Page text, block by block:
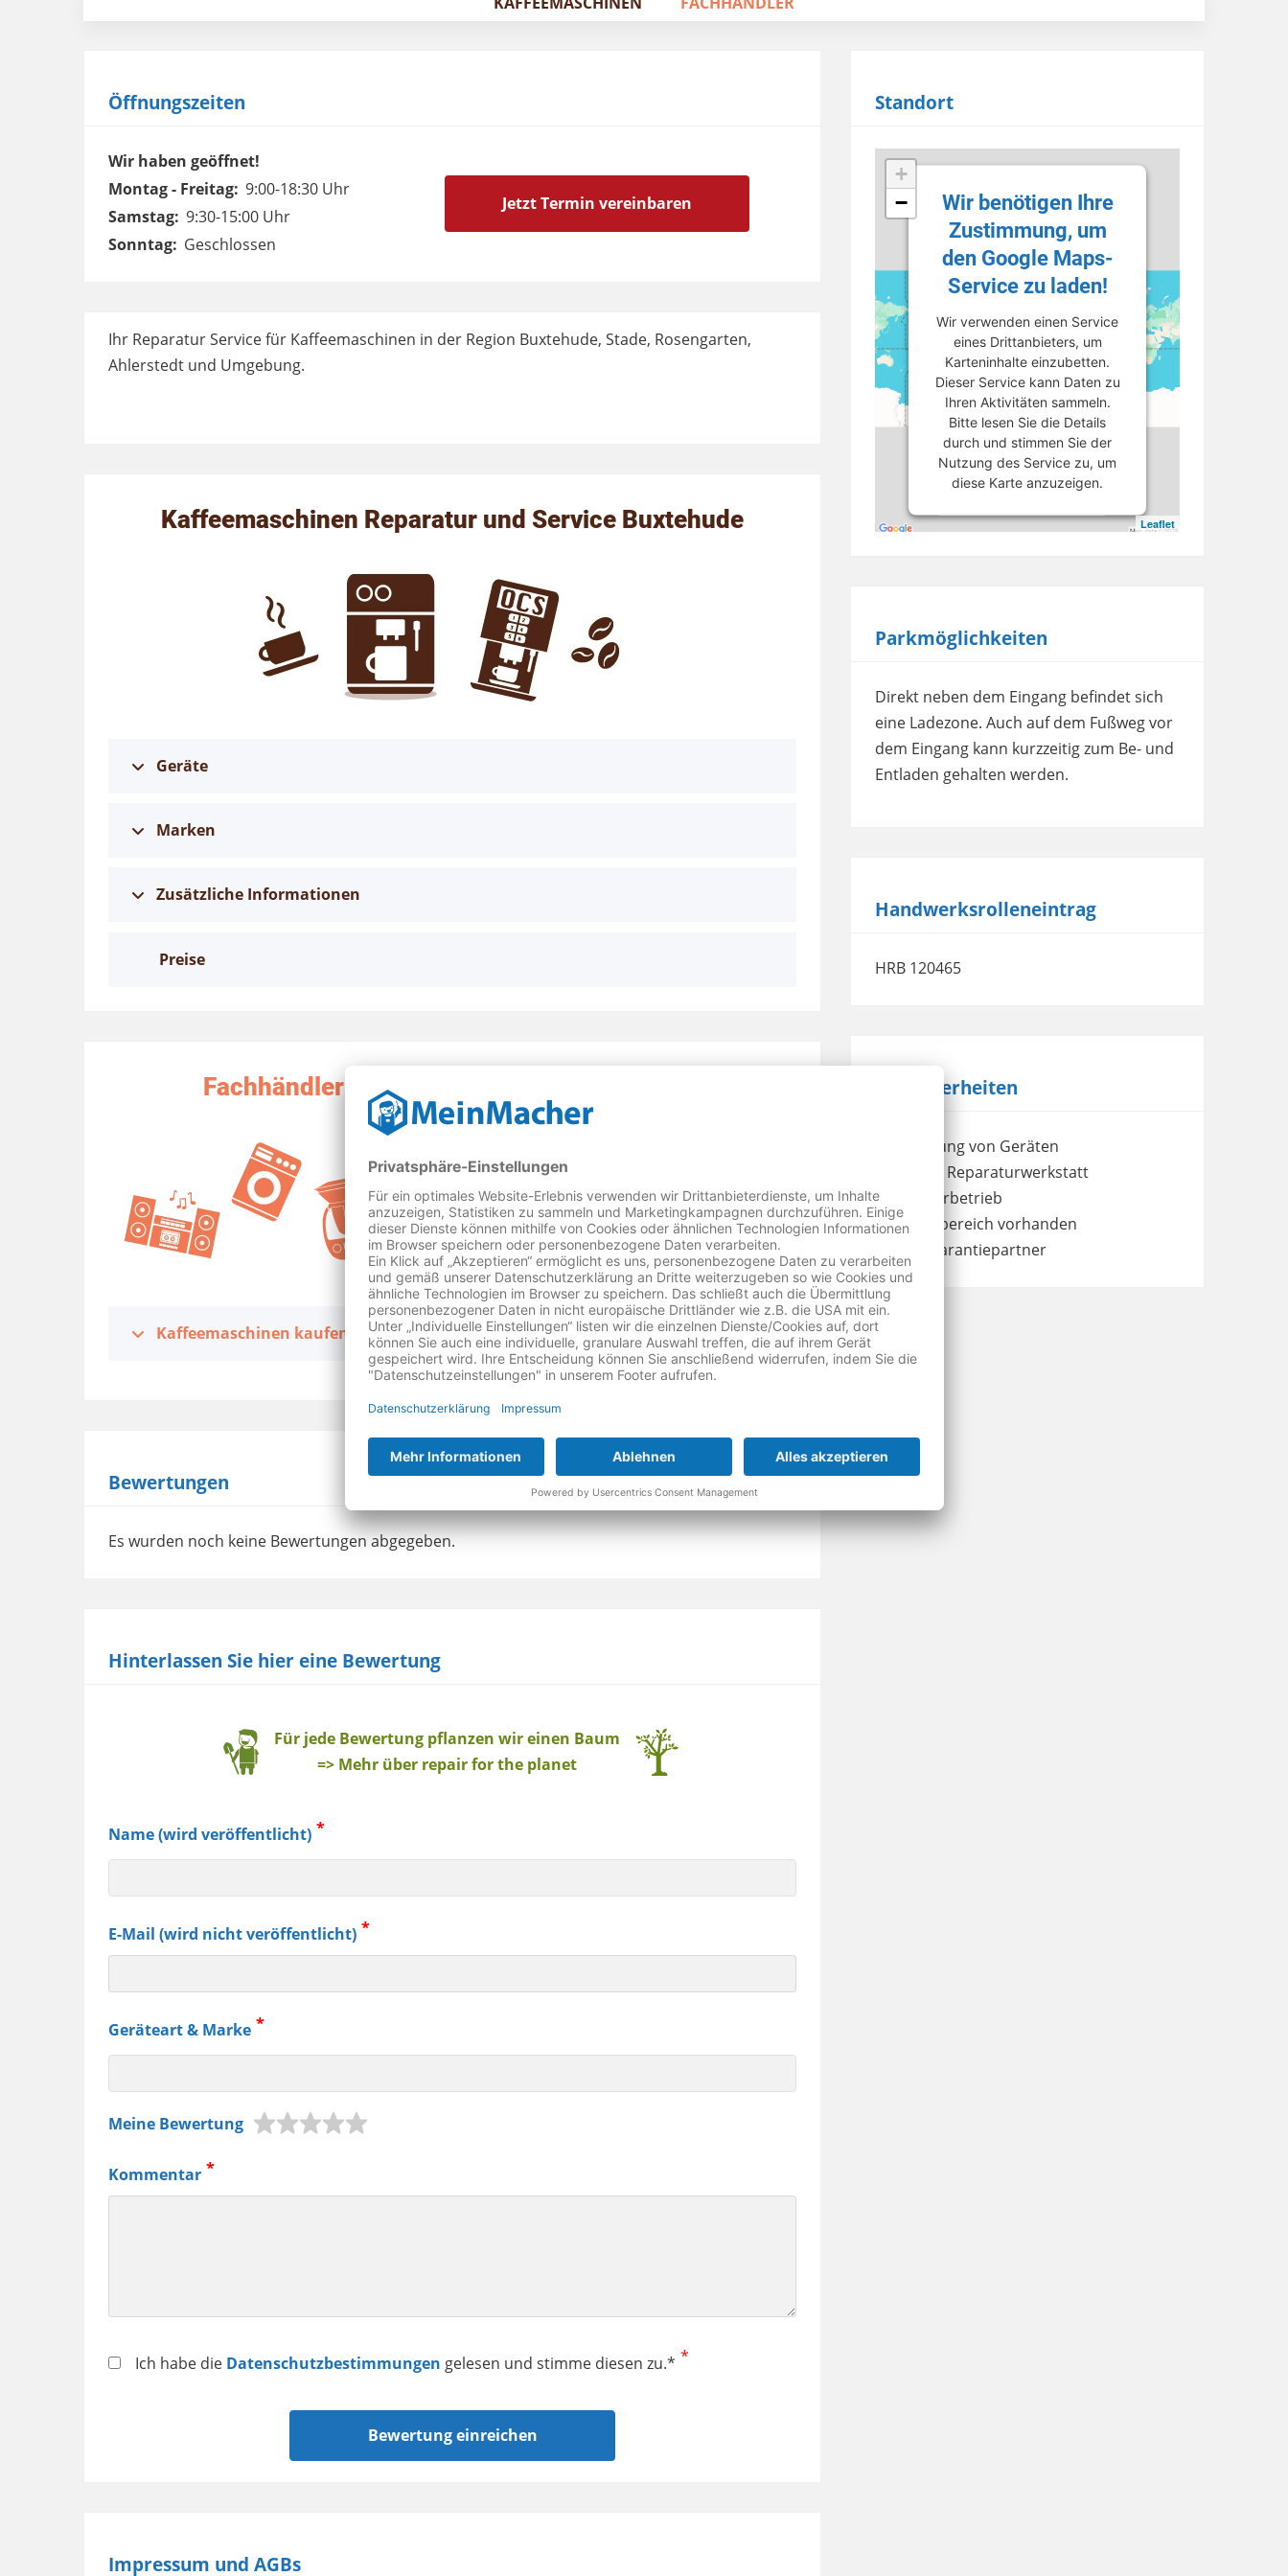
Öffnungszeiten
Wir haben geöffnet!
Montag - Freitag: 9:00-18:30 Uhr
Samstag: 9:30-15:00 Uhr
Sonntag: Geschlossen
Jetzt Termin vereinbaren
Ihr Reparatur Service für Kaffeemaschinen in der Region Buxtehude, Stade, Rosengarten,
Ahlerstedt und Umgebung.
Kaffeemaschinen Reparatur und Service Buxtehude
Geräte
Marken
Zusätzliche Informationen
Preise
Fachhändler Kaffeemaschinen in Buxtehude
Kaffeemaschinen kaufen in der Nähe
Bewertungen
Es wurden noch keine Bewertungen abgegeben.
Hinterlassen Sie hier eine Bewertung
Für jede Bewertung pflanzen wir einen Baum
=> Mehr über repair for the planet
Name (wird veröffentlicht)
E-Mail (wird nicht veröffentlicht)
Geräteart & Marke
Jura
Samsung
Meine Bewertung
Kommentar
Datenschutz
Ich habe die Datenschutzbestimmungen gelesen und stimme diesen zu.*
Standort
+
−
Leaflet
Wir benötigen Ihre
Zustimmung, um
den Google Maps-
Service zu laden!
Wir verwenden einen Service
eines Drittanbieters, um
Karteninhalte einzubetten.
Dieser Service kann Daten zu
Ihren Aktivitäten sammeln.
Bitte lesen Sie die Details
durch und stimmen Sie der
Nutzung des Service zu, um
diese Karte anzuzeigen.
Mehr Informationen
Consent Management
Parkmöglichkeiten
Direkt neben dem Eingang befindet sich
eine Ladezone. Auch auf dem Fußweg vor
dem Eingang kann kurzzeitig zum Be- und
Entladen gehalten werden.
Handwerksrolleneintrag
HRB 120465
Besonderheiten
Abholung von Geräten
eigene Reparaturwerkstatt
Meisterbetrieb
Wartebereich vorhanden
Wertgarantiepartner
Impressum und AGBs